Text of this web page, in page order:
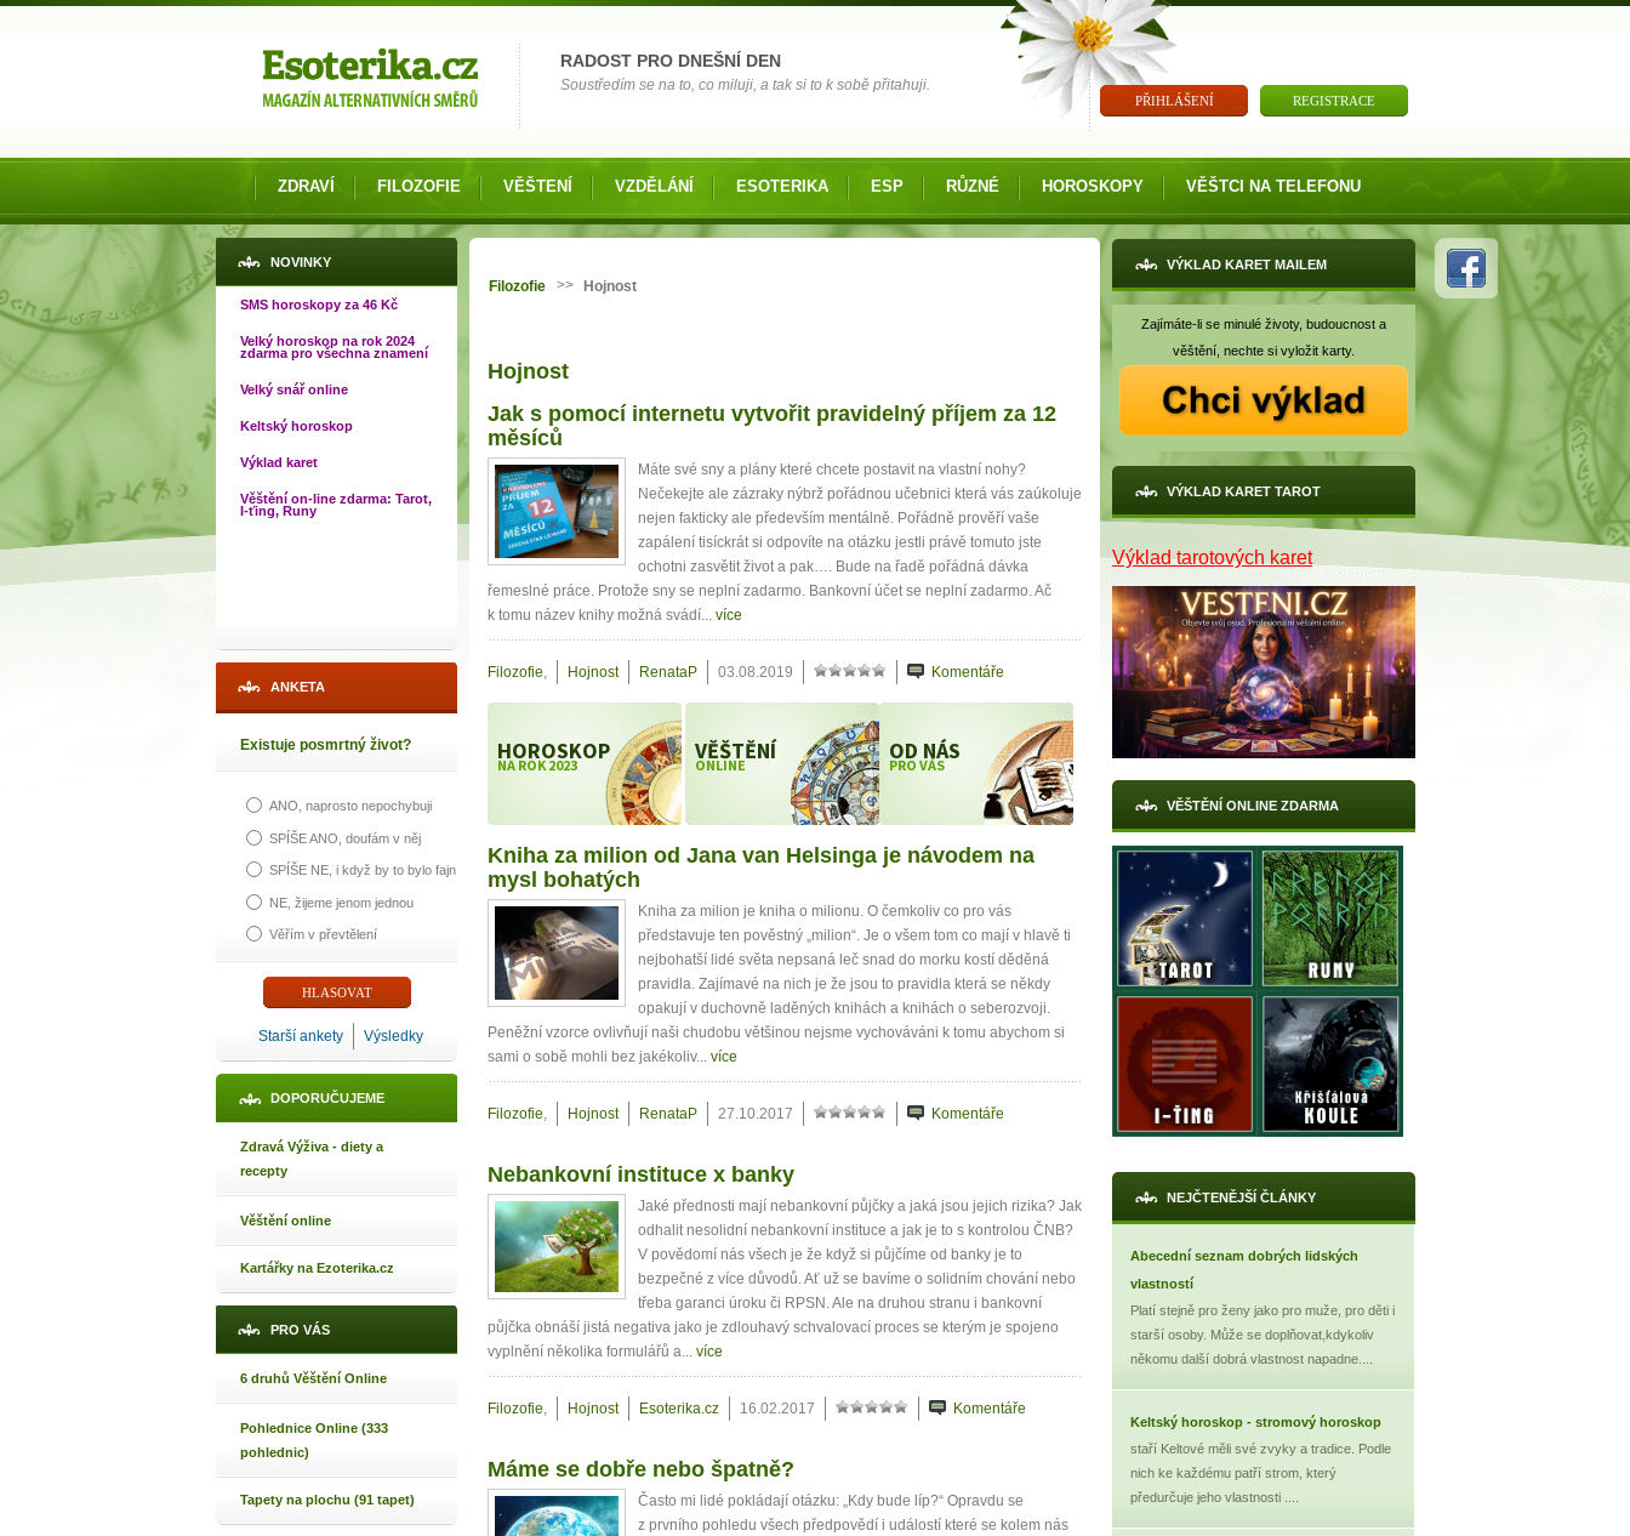
RADOST PRO DNEŠNÍ DEN
Soustředím se na to, co miluji, a tak si to k sobě přitahuji.
PŘIHLÁŠENÍ REGISTRACE
ZDRAVÍ FILOZOFIE VĚŠTENÍ VZDĚLÁNÍ ESOTERIKA ESP RŮZNÉ HOROSKOPY VĚŠTCI NA TELEFONU
NOVINKY
SMS horoskopy za 46 Kč
Velký horoskop na rok 2024
zdarma pro všechna znamení
Velký snář online
Keltský horoskop
Výklad karet
Věštění on-line zdarma: Tarot,
I-ťing, Runy
ANKETA
Existuje posmrtný život?
ANO, naprosto nepochybuji
SPÍŠE ANO, doufám v něj
SPÍŠE NE, i když by to bylo fajn
NE, žijeme jenom jednou
Věřím v převtělení
Starší ankety Výsledky
DOPORUČUJEME
Zdravá Výživa - diety a
recepty
Věštění online
Kartářky na Ezoterika.cz
PRO VÁS
6 druhů Věštění Online
Pohlednice Online (333
pohlednic)
Tapety na plochu (91 tapet)
Filozofie >> Hojnost
Hojnost
Jak s pomocí internetu vytvořit pravidelný příjem za 12
měsíců
Máte své sny a plány které chcete postavit na vlastní nohy?
Nečekejte ale zázraky nýbrž pořádnou učebnici která vás zaúkoluje
nejen fakticky ale především mentálně. Pořádně prověří vaše
zapálení tisíckrát si odpovíte na otázku jestli právě tomuto jste
ochotni zasvětit život a pak…. Bude na řadě pořádná dávka
řemeslné práce. Protože sny se neplní zadarmo. Bankovní účet se neplní zadarmo. Ač
k tomu název knihy možná svádí... více
Filozofie, Hojnost RenataP 03.08.2019 Komentáře
HOROSKOP
NA ROK 2023
VĚŠTĚNÍ
ONLINE
OD NÁS
PRO VÁS
Kniha za milion od Jana van Helsinga je návodem na
mysl bohatých
Kniha za milion je kniha o milionu. O čemkoliv co pro vás
představuje ten pověstný „milion“. Je o všem tom co mají v hlavě ti
nejbohatší lidé světa nepsaná leč snad do morku kostí děděná
pravidla. Zajímavé na nich je že jsou to pravidla která se někdy
opakují v duchovně laděných knihách a knihách o seberozvoji.
Peněžní vzorce ovlivňují naši chudobu většinou nejsme vychováváni k tomu abychom si
sami o sobě mohli bez jakékoliv... více
Filozofie, Hojnost RenataP 27.10.2017 Komentáře
Nebankovní instituce x banky
Jaké přednosti mají nebankovní půjčky a jaká jsou jejich rizika? Jak
odhalit nesolidní nebankovní instituce a jak je to s kontrolou ČNB?
V povědomí nás všech je že když si půjčíme od banky je to
bezpečné z více důvodů. Ať už se bavíme o solidním chování nebo
třeba garanci úroku či RPSN. Ale na druhou stranu i bankovní
půjčka obnáší jistá negativa jako je zdlouhavý schvalovací proces se kterým je spojeno
vyplnění několika formulářů a... více
Filozofie, Hojnost Esoterika.cz 16.02.2017 Komentáře
Máme se dobře nebo špatně?
Často mi lidé pokládají otázku: „Kdy bude líp?“ Opravdu se
z prvního pohledu všech předpovědí i událostí které se kolem nás
VÝKLAD KARET MAILEM
Zajímáte-li se minulé životy, budoucnost a
věštění, nechte si vyložit karty.
VÝKLAD KARET TAROT
Výklad tarotových karet
VĚŠTĚNÍ ONLINE ZDARMA
NEJČTENĚJŠÍ ČLÁNKY
Abecední seznam dobrých lidských
vlastností
Platí stejně pro ženy jako pro muže, pro děti i
starší osoby. Může se doplňovat,kdykoliv
někomu další dobrá vlastnost napadne....
Keltský horoskop - stromový horoskop
staří Keltové měli své zvyky a tradice. Podle
nich ke každému patří strom, který
předurčuje jeho vlastnosti ....